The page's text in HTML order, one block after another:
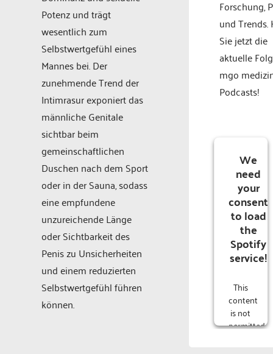
Potenz und trägt
wesentlich zum
Selbstwertgefühl eines
Mannes bei. Der
zunehmende Trend der
Intimrasur exponiert das
männliche Genitale
sichtbar beim
gemeinschaftlichen
Duschen nach dem Sport
oder in der Sauna, sodass
eine empfundene
unzureichende Länge
oder Sichtbarkeit des
Penis zu Unsicherheiten
und einem reduzierten
Selbstwertgefühl führen
können.
Forschung,
und Trends.
Sie jetzt die
aktuelle
mgo
Podcasts!
We
need
your
consent
to load
the
Spotify
service!
This
content
is not
permitted